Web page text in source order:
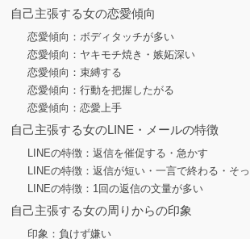
自己主張する女の恋愛傾向
恋愛傾向：ボディタッチが多い
恋愛傾向：ヤキモチ焼き・嫉妬深い
恋愛傾向：束縛する
恋愛傾向：行動を把握したがる
恋愛傾向：恋愛上手
自己主張する女のLINE・メールの特徴
LINEの特徴：返信を催促する・急かす
LINEの特徴：返信が短い・一言で終わる・そ
LINEの特徴：1回の返信の文量が多い
自己主張する女の周りからの印象
印象：負けず嫌い